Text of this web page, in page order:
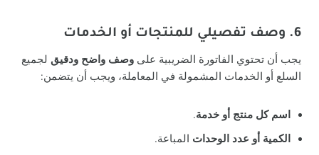
6. وصف تفصيلي للمنتجات أو الخدمات
يجب أن تحتوي الفاتورة الضريبية على وصف واضح ودقيق لجميع
السلع أو الخدمات المشمولة في المعاملة، ويجب أن يتضمن:
اسم كل منتج أو خدمة.
الكمية أو عدد الوحدات المباعة.